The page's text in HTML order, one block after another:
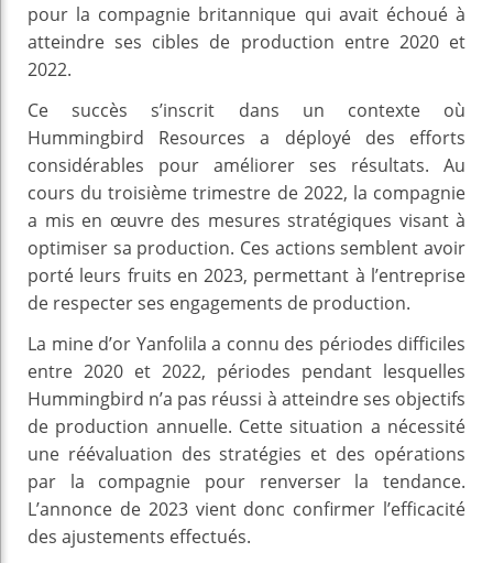
pour la compagnie britannique qui avait échoué à
atteindre ses cibles de production entre 2020 et
2022.
Ce succès s’inscrit dans un contexte où
Hummingbird Resources a déployé des efforts
considérables pour améliorer ses résultats. Au
cours du troisième trimestre de 2022, la compagnie
a mis en œuvre des mesures stratégiques visant à
optimiser sa production. Ces actions semblent avoir
porté leurs fruits en 2023, permettant à l’entreprise
de respecter ses engagements de production.
La mine d’or Yanfolila a connu des périodes difficiles
entre 2020 et 2022, périodes pendant lesquelles
Hummingbird n’a pas réussi à atteindre ses objectifs
de production annuelle. Cette situation a nécessité
une réévaluation des stratégies et des opérations
par la compagnie pour renverser la tendance.
L’annonce de 2023 vient donc confirmer l’efficacité
des ajustements effectués.